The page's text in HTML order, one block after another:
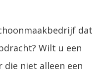
dat
Wilt u een
die niet alleen een